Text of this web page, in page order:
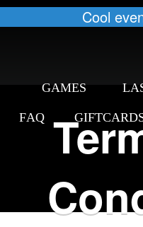
Cool
GAMES LA
FAQ GIFTCARD